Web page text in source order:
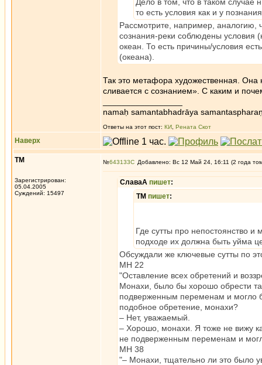
то есть условия как и у
Рассмотрите, например, аналогию,
сознания-реки соблюдены условия
океан. То есть причины/условия
(океана).
Так это метафора художественная. Она
сливается с сознанием». С каким и
namaḥ samantabhadrāya
Ответы на этот пост: КИ Рената Скот
Наверх
ТМ
Зарегистрирован:
05.04.2005
Суждений: 15497
№643133 Добавлено: Вс 12 Май 24, 16:11 (2 года
СлаваА пишет:
ТМ пишет:
Где сутты про непостоянство
подходе их должна быть уйма
Обсуждали же ключевые сутты по
МН 22
"Оставление всех обретений и
Монахи, было бы хорошо обрести
подверженным переменам и могло
подобное обретение, монахи?
– Нет, уважаемый.
– Хорошо, монахи. Я тоже не вижу
не подверженным переменам и
МН 38
"– Монахи, тщательно ли это было